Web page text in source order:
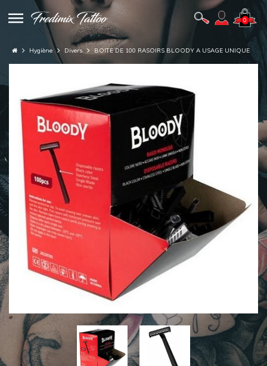
0
Hygiène Divers BOITE DE 100 RASOIRS BLOODY A USAGE UNIQUE